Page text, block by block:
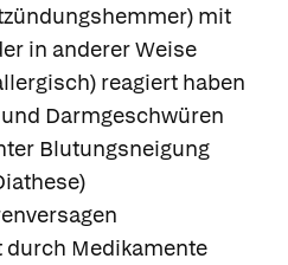
mit
in anderer Weise
reagiert haben
Darmgeschwüren
Blutungsneigung
durch Medikamente